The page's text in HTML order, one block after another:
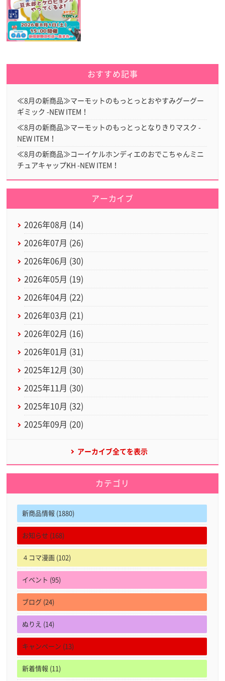
おすすめ記事
≪8月の新商品≫マーモットのもっとっとおやすみグーグー
ギミック -NEW ITEM！
≪8月の新商品≫マーモットのもっとっとなりきりマスク -
NEW ITEM！
≪8月の新商品≫コーイケルホンディエのおでこちゃんミニ
チュアキャップKH -NEW ITEM！
アーカイブ
2026年08月 (14)
2026年07月 (26)
2026年06月 (30)
2026年05月 (19)
2026年04月 (22)
2026年03月 (21)
2026年02月 (16)
2026年01月 (31)
2025年12月 (30)
2025年11月 (30)
2025年10月 (32)
2025年09月 (20)
アーカイブ全てを表示
カテゴリ
新商品情報 (1880)
お知らせ (168)
４コマ漫画 (102)
イベント (95)
ブログ (24)
ぬりえ (14)
キャンペーン (13)
新着情報 (11)